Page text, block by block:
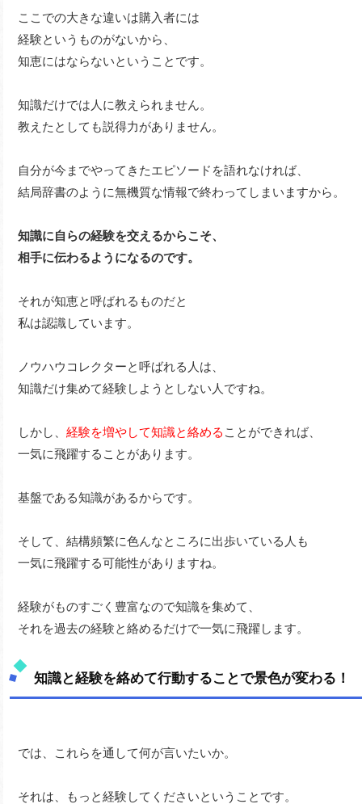
ここでの大きな違いは購入者には
経験というものがないから、
知恵にはならないということです。
知識だけでは人に教えられません。
教えたとしても説得力がありません。
自分が今までやってきたエピソードを語れなければ、
結局辞書のように無機質な情報で終わってしまいますから。
知識に自らの経験を交えるからこそ、
相手に伝わるようになるのです。
それが知恵と呼ばれるものだと
私は認識しています。
ノウハウコレクターと呼ばれる人は、
知識だけ集めて経験しようとしない人ですね。
しかし、経験を増やして知識と絡める ことができれば、
一気に飛躍することがあります。
基盤である知識があるからです。
そして、結構頻繁に色んなところに出歩いている人も
一気に飛躍する可能性がありますね。
経験がものすごく豊富なので知識を集めて、
それを過去の経験と絡めるだけで一気に飛躍します。
知識と経験を絡めて行動することで景色が変わる！
では、これらを通して何が言いたいか。
それは、もっと経験してくださいということです。